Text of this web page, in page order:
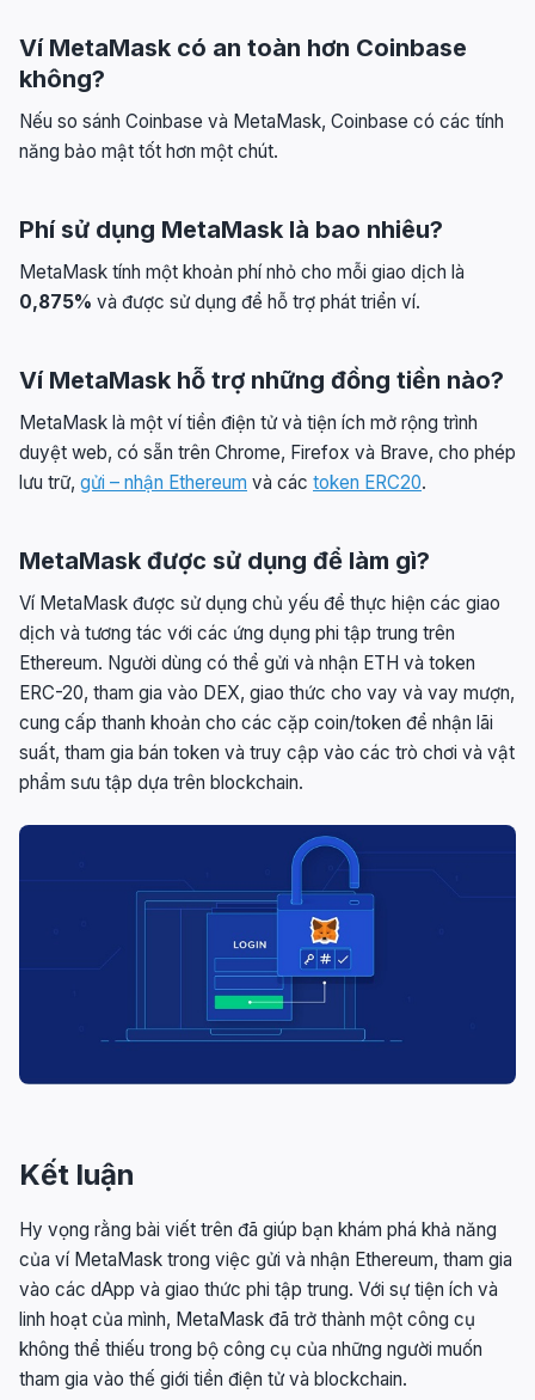
Ví MetaMask có an toàn hơn Coinbase
không?
Nếu so sánh Coinbase và MetaMask, Coinbase có các tính
năng bảo mật tốt hơn một chút.
Phí sử dụng MetaMask là bao nhiêu?
MetaMask tính một khoản phí nhỏ cho mỗi giao dịch là
0,875% và được sử dụng để hỗ trợ phát triển ví.
Ví MetaMask hỗ trợ những đồng tiền nào?
MetaMask là một ví tiền điện tử và tiện ích mở rộng trình
duyệt web, có sẵn trên Chrome, Firefox và Brave, cho phép
lưu trữ, gửi – nhận Ethereum và các token ERC20.
MetaMask được sử dụng để làm gì?
Ví MetaMask được sử dụng chủ yếu để thực hiện các giao
dịch và tương tác với các ứng dụng phi tập trung trên
Ethereum. Người dùng có thể gửi và nhận ETH và token
ERC-20, tham gia vào DEX, giao thức cho vay và vay mượn,
cung cấp thanh khoản cho các cặp coin/token để nhận lãi
suất, tham gia bán token và truy cập vào các trò chơi và vật
phẩm sưu tập dựa trên blockchain.
Kết luận
Hy vọng rằng bài viết trên đã giúp bạn khám phá khả năng
của ví MetaMask trong việc gửi và nhận Ethereum, tham gia
vào các dApp và giao thức phi tập trung. Với sự tiện ích và
linh hoạt của mình, MetaMask đã trở thành một công cụ
không thể thiếu trong bộ công cụ của những người muốn
tham gia vào thế giới tiền điện tử và blockchain.